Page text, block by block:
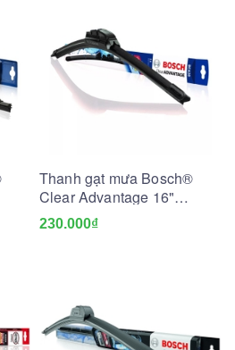
Thanh gạt mưa Bosch®
Clear Advantage 16"
(BCA16)
230.000₫